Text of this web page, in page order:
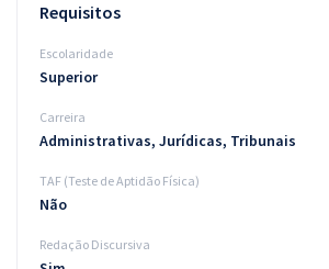
Requisitos
Escolaridade
Superior
Carreira
Administrativas, Jurídicas, Tribunais
TAF (Teste de Aptidão Física)
Não
Redação Discursiva